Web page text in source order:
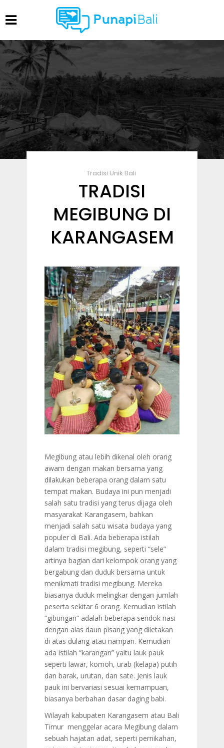
Tradisi Unik Bali
TRADISI
MEGIBUNG DI
KARANGASEM
Megibung atau lebih dikenal oleh orang
awam dengan makan bersama yang
dilakukan beberapa orang dalam satu
tempat makan. Budaya ini pun menjadi
salah satu tradisi yang terus dijaga oleh
masyarakat Karangasem, bahkan
menjadi salah satu wisata budaya yang
populer di Bali. Ada beberapa istilah
dalam tradisi megibung, seperti “sele”
artinya bagian dari kelompok orang yang
bergabung dan duduk bersama untuk
menikmati tradisi megibung. Mereka
biasanya duduk melingkar dengan jumlah
peserta sekitar 6 orang. Kemudian istilah
“gibungan” adalah beberapa sendok nasi
dengan alas daun pisang yang diletakan
di atas dulang atau nampan. Kemudian
ada istilah “karangan” yaitu lauk pauk
seperti lawar, komoh, urab (kelapa) putih
dan barak, urutan, dan sate. Jenis lauk
pauk ini bervariasi sesuai kemampuan,
biasanya berbahan dasar daging babi.
Wilayah kabupaten Karangasem atau Bali
Timur menggelar acara Megibung dalam
sebuah hajatan adat, seperti pernikahan,